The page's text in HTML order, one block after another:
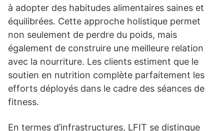
à adopter des habitudes alimentaires saines et
équilibrées. Cette approche holistique permet
non seulement de perdre du poids, mais
également de construire une meilleure relation
avec la nourriture. Les clients estiment que le
soutien en nutrition complète parfaitement les
efforts déployés dans le cadre des séances de
fitness.
En termes d’infrastructures, LFIT se distingue